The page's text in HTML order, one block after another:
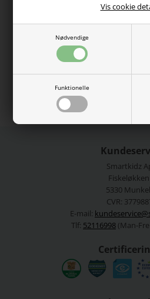
Nødvendige
Funktionelle
Vis cookie
print i en sød farve.
57% Økologisk bomuld, 38% Modal
Varenummer: 13255296-4991914new
Smartkidz
5330
CVR:
E-mail:
Tlf: 52116998 (Man-